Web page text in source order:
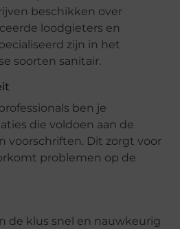
beschikken over
loodgieters en
zijn in het
soorten sanitair.
ben je
die voldoen aan de
voorschriften. Dit zorgt voor
problemen op de
de klus snel en nauwkeurig